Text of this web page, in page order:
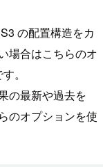
の配置構造をカ
場合はこちらのオ
。
の最新や過去を
のオプションを使